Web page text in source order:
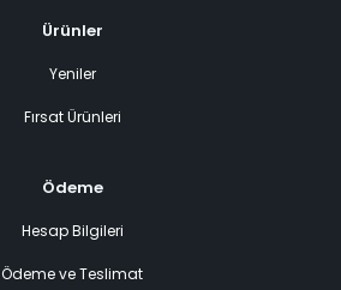
Ürünler
Yeniler
Fırsat Ürünleri
Ödeme
Hesap Bilgileri
Ödeme ve Teslimat